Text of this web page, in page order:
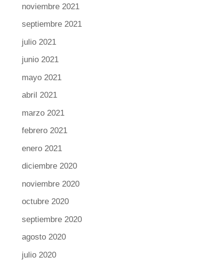
noviembre 2021
septiembre 2021
julio 2021
junio 2021
mayo 2021
abril 2021
marzo 2021
febrero 2021
enero 2021
diciembre 2020
noviembre 2020
octubre 2020
septiembre 2020
agosto 2020
julio 2020